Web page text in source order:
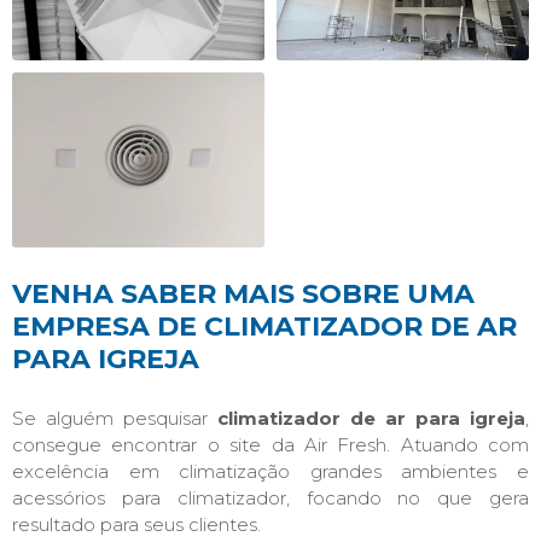
VENHA SABER MAIS SOBRE UMA
EMPRESA DE CLIMATIZADOR DE AR
PARA IGREJA
Se alguém pesquisar climatizador de ar para igreja,
consegue encontrar o site da Air Fresh. Atuando com
excelência em climatização grandes ambientes e
acessórios para climatizador, focando no que gera
resultado para seus clientes.